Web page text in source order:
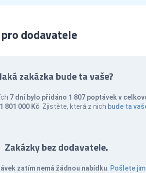
dodavatele
zakázka bude ta vaše?
7 dní bylo přidáno 1 807 poptávek v
801 000 Kč . Zjistěte, která z nich bude ta
Zakázky bez dodavatele.
zatím nemá žádnou nabídku Pošlete jim